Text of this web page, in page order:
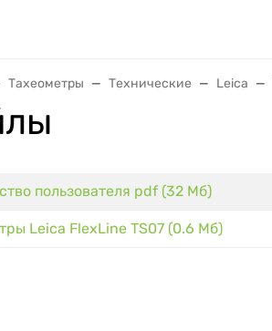
Тахеометры Технические Leica
пользователя pdf (32 Мб)
Leica FlexLine TS07 (0.6 Мб)